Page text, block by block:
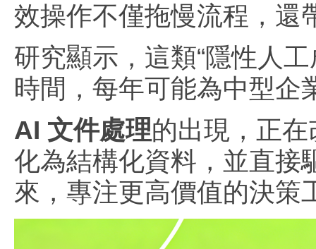
效操作不僅拖慢流程，還
研究顯示，這類“隱性人
時間，每年可能為中型企
AI 文件處理的出現，正
化為結構化資料，並直接
來，專注更高價值的決策